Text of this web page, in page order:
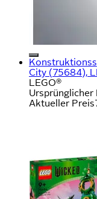
City (75684),
LEGO®
Ursprünglicher
Aktueller Preis